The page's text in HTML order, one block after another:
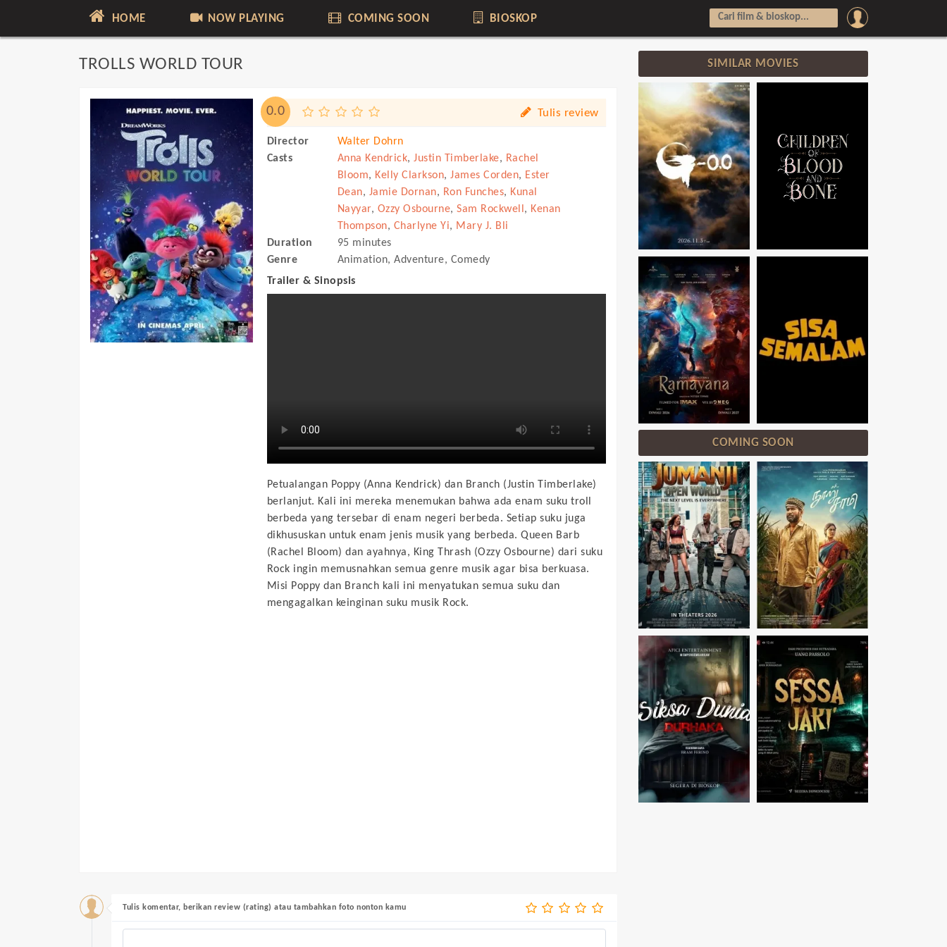
HOME NOW PLAYING COMING SOON BIOSKOP
TROLLS WORLD TOUR
0.0 Tulis review
Director
Walter Dohrn
Casts
Anna Kendrick, Justin Timberlake, Rachel
Bloom, Kelly Clarkson, James Corden, Ester
Dean, Jamie Dornan, Ron Funches, Kunal
Nayyar, Ozzy Osbourne, Sam Rockwell , Kenan
Thompson, Charlyne Yi, Mary J. Bli
Duration
95 minutes
Genre
Animation, Adventure, Comedy
Trailer & Sinopsis
Petualangan Poppy (Anna Kendrick) dan Branch (Justin Timberlake)
berlanjut. Kali ini mereka menemukan bahwa ada enam suku troll
berbeda yang tersebar di enam negeri berbeda. Setiap suku juga
dikhususkan untuk enam jenis musik yang berbeda. Queen Barb
(Rachel Bloom) dan ayahnya, King Thrash (Ozzy Osbourne) dari suku
Rock ingin memusnahkan semua genre musik agar bisa berkuasa.
Misi Poppy dan Branch kali ini menyatukan semua suku dan
mengagalkan keinginan suku musik Rock.
Tulis komentar, berikan review (rating) atau tambahkan foto nonton kamu
SIMILAR MOVIES
COMING SOON